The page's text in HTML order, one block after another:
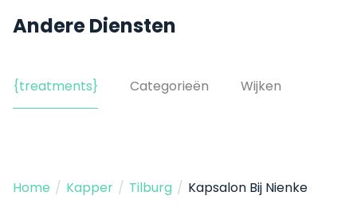
Andere Diensten
{treatments} Categorieën Wijken
Home / Kapper / Tilburg / Kapsalon Bij Nienke